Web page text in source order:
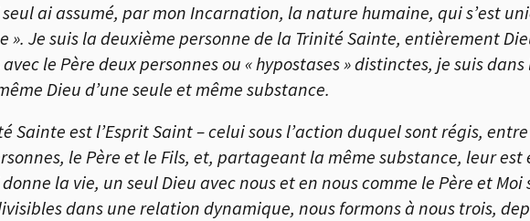
ai assumé, par mon Incarnation, la nature humaine, qui s’est
». Je suis la deuxième personne de la Trinité Sainte, entièrement
le Père deux personnes ou « hypostases » distinctes, je suis
Dieu d’une seule et même substance.
Sainte est l’Esprit Saint – celui sous l’action duquel sont régis,
le Père et le Fils, et, partageant la même substance, leur
la vie, un seul Dieu avec nous et en nous comme le Père et Moi
dans une relation dynamique, nous formons à nous trois,